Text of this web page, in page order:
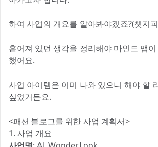
하여 사업의 개요를 알아봐야겠죠?(챗지
흩어져 있던 생각을 정리해야 마인드 맵
했어요.
사업 아이템은 이미 나와 있으니 해야 할
싶었거든요.
<패션 블로그를 위한 사업 계획서>
1. 사업 개요